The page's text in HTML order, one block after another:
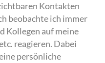
Kontakten
beobachte ich immer
Kollegen auf meine
reagieren. Dabei
persönliche